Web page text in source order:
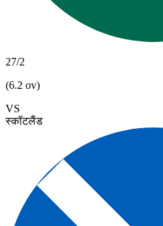
27/2
(6.2 ov)
VS
स्कॉटलैंड